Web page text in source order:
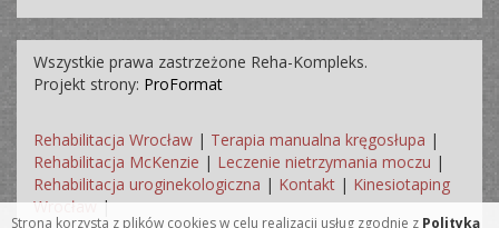
Wszystkie prawa zastrzeżone Reha-Kompleks.
Projekt strony: ProFormat
Rehabilitacja Wrocław | Terapia manualna kręgosłupa |
Rehabilitacja McKenzie | Leczenie nietrzymania moczu |
Rehabilitacja uroginekologiczna | Kontakt | Kinesiotaping
Wrocław|
Strona korzysta z plików cookies w celu realizacji usług zgodnie z Polityką